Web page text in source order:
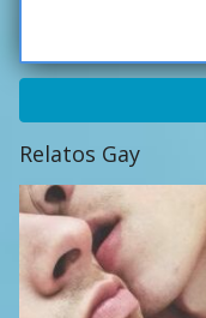
Relatos Gay